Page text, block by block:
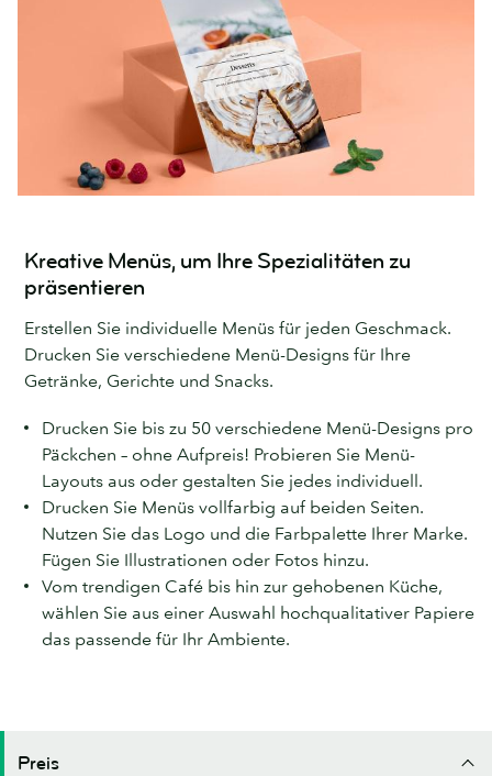
Kreative Menüs, um Ihre Spezialitäten zu
präsentieren
Erstellen Sie individuelle Menüs für jeden Geschmack.
Drucken Sie verschiedene Menü-Designs für Ihre
Getränke, Gerichte und Snacks.
Drucken Sie bis zu 50 verschiedene Menü-Designs pro
Päckchen – ohne Aufpreis! Probieren Sie Menü-
Layouts aus oder gestalten Sie jedes individuell.
Drucken Sie Menüs vollfarbig auf beiden Seiten.
Nutzen Sie das Logo und die Farbpalette Ihrer Marke.
Fügen Sie Illustrationen oder Fotos hinzu.
Vom trendigen Café bis hin zur gehobenen Küche,
wählen Sie aus einer Auswahl hochqualitativer Papiere
das passende für Ihr Ambiente.
Preis